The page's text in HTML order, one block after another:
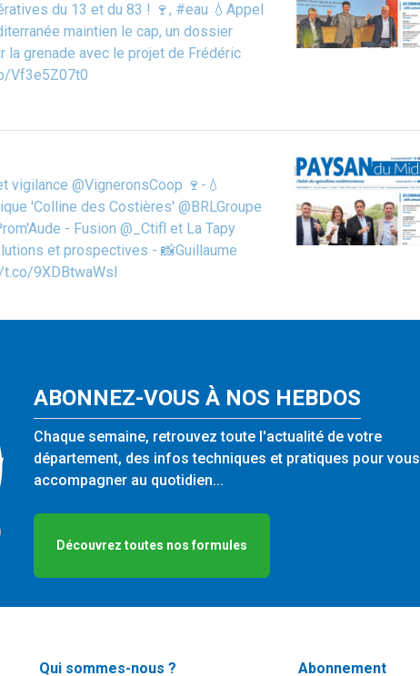
du 13 et du 83 ! 🍷, #eau 💧Appel
maintien le cap, un dossier
la grenade avec le projet de Frédéric
Vf3e5Z07t0
@VigneronsCoop 🍷-💧
'Colline des Costières' @BRLGroupe
- Fusion @_Ctifl et La Tapy
et prospectives - 📸Guillaume
9XDBtwaWsl
ABONNEZ-VOUS À NOS HEBDOS
Chaque semaine, retrouvez toute l'actualité de votre
département, des infos techniques et pratiques pour vous
accompagner au quotidien...
Découvrez toutes nos formules
Qui sommes-nous ? Abonnement